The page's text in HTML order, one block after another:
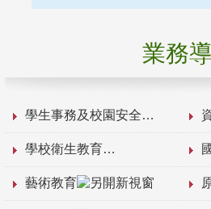
業務
學生事務及校園安全
學校衛生教育
藝術教育